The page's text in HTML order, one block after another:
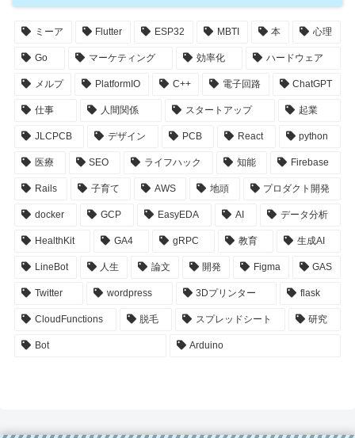
ミーア Flutter ESP32 MBTI 本 心理
Go マーケティング 効率化 ハードウェア
メルプ PlatformIO C++ 電子回路 ChatGPT
仕事 人間関係 スタートアップ 起業
JLCPCB デザイン PCB React python
医療 SEO ライフハック 知能 Firebase
Rails 子育て AWS 地頭 プロダクト開発
docker GCP EasyEDA AI データ分析
HealthKit GA4 gRPC 教育 生成AI
LineBot 人生 論文 開発 Figma GAS
Twitter wordpress 3Dプリンター flask
CloudFunctions 脱毛 スプレッドシート 研究
Bot Arduino